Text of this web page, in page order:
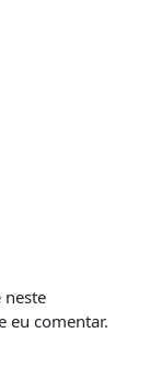
neste
eu comentar.